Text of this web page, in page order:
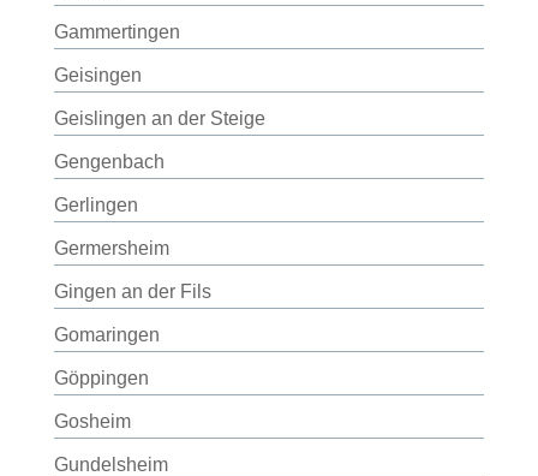
Gammertingen
Geisingen
Geislingen an der Steige
Gengenbach
Gerlingen
Germersheim
Gingen an der Fils
Gomaringen
Göppingen
Gosheim
Gundelsheim